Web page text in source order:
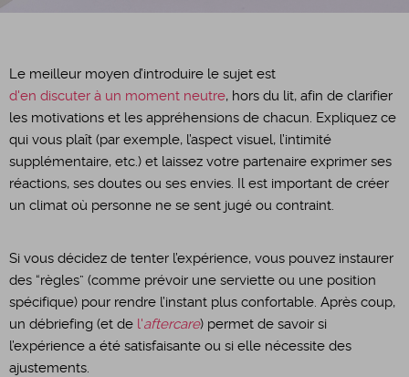
Le meilleur moyen d’introduire le sujet est
d'en discuter à un moment neutre, hors du lit, afin de clarifier
les motivations et les appréhensions de chacun. Expliquez ce
qui vous plaît (par exemple, l’aspect visuel, l’intimité
supplémentaire, etc.) et laissez votre partenaire exprimer ses
réactions, ses doutes ou ses envies. Il est important de créer
un climat où personne ne se sent jugé ou contraint.
Si vous décidez de tenter l’expérience, vous pouvez instaurer
des “règles” (comme prévoir une serviette ou une position
spécifique) pour rendre l’instant plus confortable. Après coup,
un débriefing (et de l'aftercare) permet de savoir si
l’expérience a été satisfaisante ou si elle nécessite des
ajustements.